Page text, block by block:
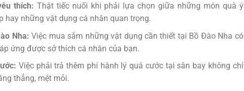
thích: Thật tiếc nuối khi phải lựa chọn giữa những món quà ý
hay những vật dụng cá nhân quan trọng.
Nha: Việc mua sắm những vật dụng cần thiết tại Bồ Đào Nha có
ứng được sở thích cá nhân của bạn.
Việc phải trả thêm phí hành lý quá cước tại sân bay không chỉ
thẳng, mệt mỏi.